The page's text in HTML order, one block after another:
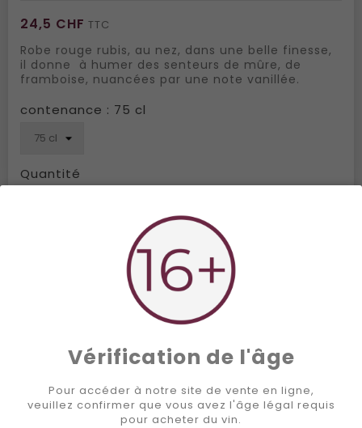
24,5 CHF TTC
Robe rouge rubis, au nez, dans une belle finesse,
il donne à humer des senteurs de mûre, de
framboise, nuancées par une note vanillée.
contenance : 75 cl
Quantité
Ajouter à la liste de souhaits
ENVOI GRATUIT DÈS 300.-
SATISFAIT OU REMBOURSÉ
PAIEMENT SÉCURISÉ
Vérification de l'âge
Pour accéder à notre site de vente en ligne,
veuillez confirmer que vous avez l'âge légal requis
pour acheter du vin.